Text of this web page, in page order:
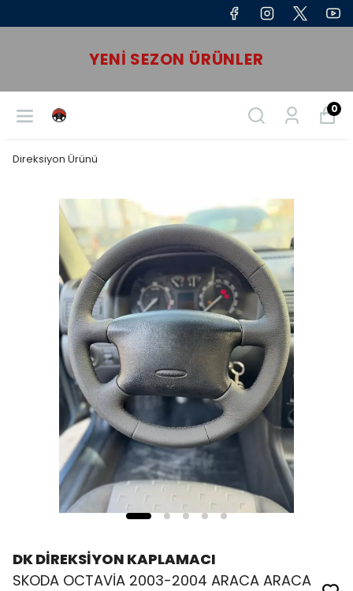
YENI SEZON ÜRÜNLER
0
Direksiyon Ürünü
DK DİREKSİYON KAPLAMACI
SKODA OCTAVİA 2003-2004 ARACA ARACA